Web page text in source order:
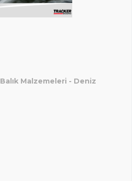
Balık Malzemeleri - Deniz